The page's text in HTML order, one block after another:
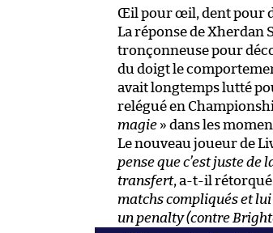
Œil pour œil, dent pour
La réponse de Xherdan
tronçonneuse pour
du doigt le
avait longtemps lutté
relégué en
magie » dans les
Le nouveau joueur de
pense que c’est juste
transfert, a-t-il
matchs compliqués et
un penalty (contre